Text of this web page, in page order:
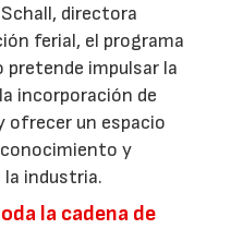
directora
ferial, el programa
pretende impulsar la
incorporación de
ofrecer un espacio
y
la industria.
la cadena de